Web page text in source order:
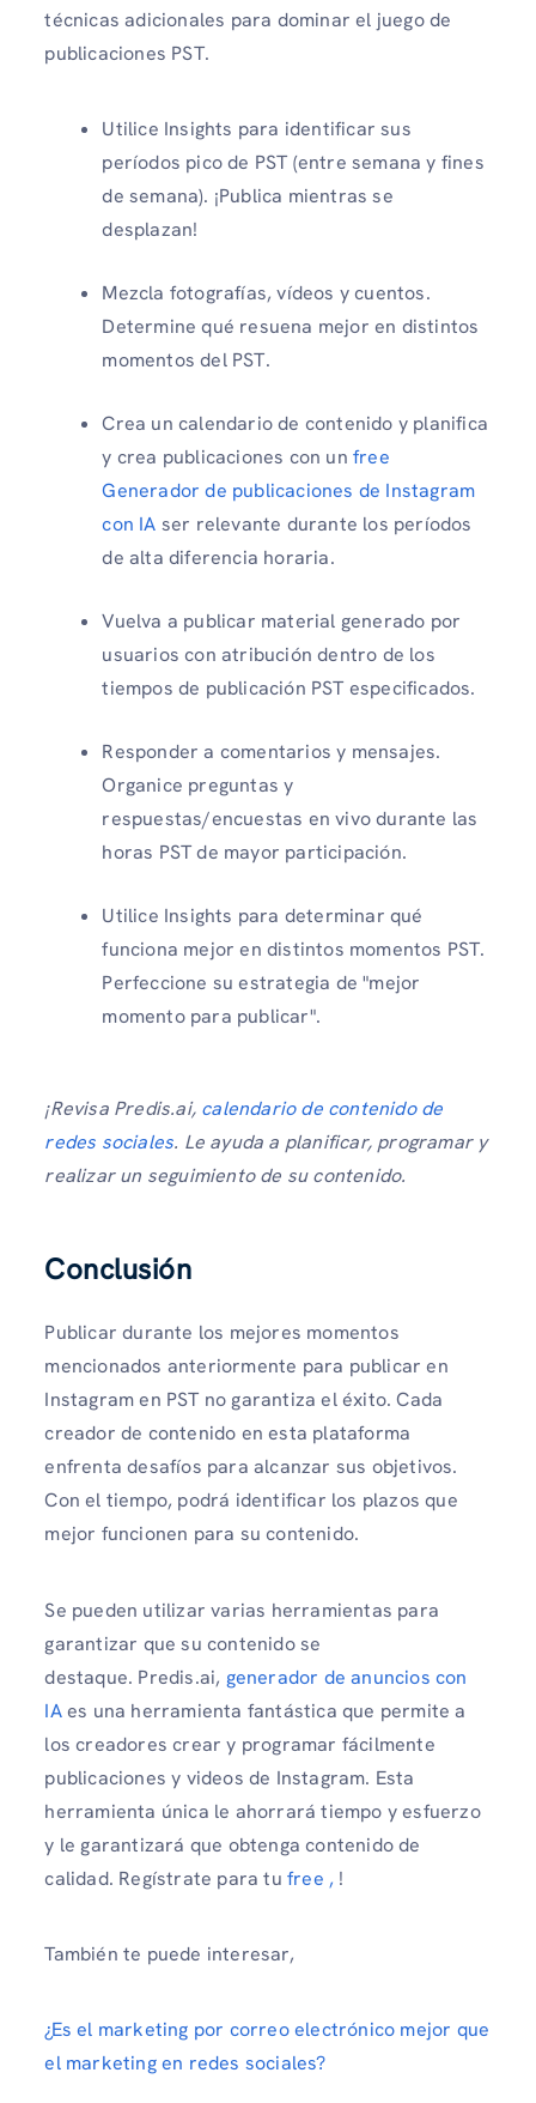
técnicas adicionales para dominar el juego de
publicaciones PST.
Utilice Insights para identificar sus
períodos pico de PST (entre semana y fines
de semana). ¡Publica mientras se
desplazan!
Mezcla fotografías, vídeos y cuentos.
Determine qué resuena mejor en distintos
momentos del PST.
Crea un calendario de contenido y planifica
y crea publicaciones con un free
Generador de publicaciones de Instagram
con IA ser relevante durante los períodos
de alta diferencia horaria.
Vuelva a publicar material generado por
usuarios con atribución dentro de los
tiempos de publicación PST especificados.
Responder a comentarios y mensajes.
Organice preguntas y
respuestas/encuestas en vivo durante las
horas PST de mayor participación.
Utilice Insights para determinar qué
funciona mejor en distintos momentos PST.
Perfeccione su estrategia de "mejor
momento para publicar".
¡Revisa Predis.ai, calendario de contenido de
redes sociales. Le ayuda a planificar, programar y
realizar un seguimiento de su contenido.
Conclusión
Publicar durante los mejores momentos
mencionados anteriormente para publicar en
Instagram en PST no garantiza el éxito. Cada
creador de contenido en esta plataforma
enfrenta desafíos para alcanzar sus objetivos.
Con el tiempo, podrá identificar los plazos que
mejor funcionen para su contenido.
Se pueden utilizar varias herramientas para
garantizar que su contenido se
destaque. Predis.ai, generador de anuncios con
IAes una herramienta fantástica que permite a
los creadores crear y programar fácilmente
publicaciones y videos de Instagram. Esta
herramienta única le ahorrará tiempo y esfuerzo
y le garantizará que obtenga contenido de
calidad. Regístrate para tu free , !
También te puede interesar,
¿Es el marketing por correo electrónico mejor que
el marketing en redes sociales?